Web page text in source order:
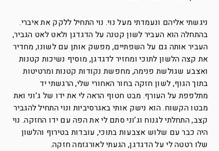
ניגשתי אליהם ונעמדתי מעל נוי. נוי התחיל ללקק את איברי.
בהתחלה הוא העביר לשון קטנה על הדגדגן ולאט לאט הגביר,
העביר אותה גם על השפתיים, מפשק אותן עם לשונו, מחדיר
את קצה הלשון לתוכי ומחזיר לדגדגן, מוסיף נשיכות קטנות
ואצבע שגולשת פנימה, מחפשת נקודות קטנות ומרטיטות
בתוך הגוף, לשון חזקה בחור האחורי שלי, הרגשתי יד
מתלפפת על העורף. מבט חטוף הראה לי את ידו של ג’וני ואת
מבטו הקשוח. הוא נישק אותי באגרסיביות ונוי התחיל להגביר
קצב, התחלתי לגנוח וג’וני סתם לי את הפה עם ידו החזקה. נוי
היה כבר עם שלוש אצבעות בתוכי, עובדות בטירוף והלשון
שלו רטטה לי על הדגדגן, הגעתי לאורגזמה חזקה.